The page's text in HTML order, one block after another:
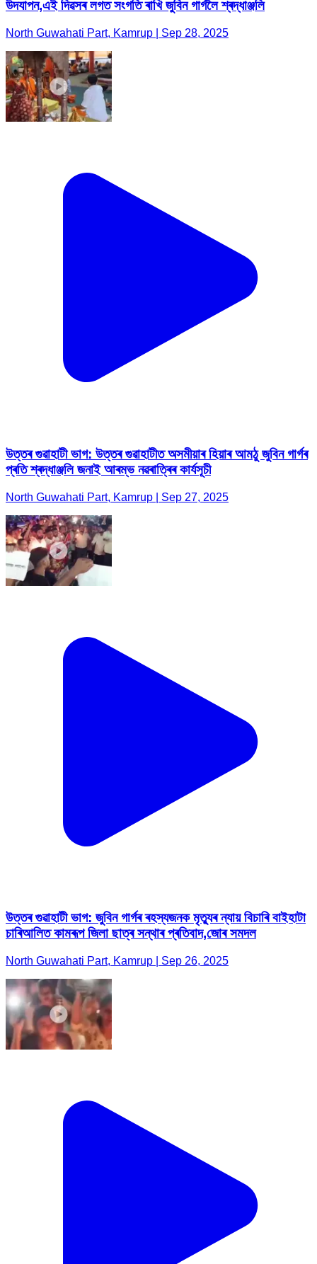
উদযাপন,এই দিৱসৰ লগত সংগতি ৰাখি জুবিন গাৰ্গলৈ শ্ৰদ্ধাঞ্জলি
North Guwahati Part, Kamrup | Sep 28, 2025
উত্তৰ গুৱাহাটী ভাগ: উত্তৰ গুৱাহাটীত অসমীয়াৰ হিয়াৰ আমঠু জুবিন গাৰ্গৰ
প্ৰতি শ্ৰদ্ধাঞ্জলি জনাই আৰম্ভ নৱৰাত্ৰিৰ কাৰ্যসূচী
North Guwahati Part, Kamrup | Sep 27, 2025
উত্তৰ গুৱাহাটী ভাগ: জুবিন গাৰ্গৰ ৰহস্যজনক মৃত্যুৰ ন্যায় বিচাৰি বাইহাটা
চাৰিআলিত কামৰূপ জিলা ছাত্ৰ সন্থাৰ প্ৰতিবাদ,জোৰ সমদল
North Guwahati Part, Kamrup | Sep 26, 2025